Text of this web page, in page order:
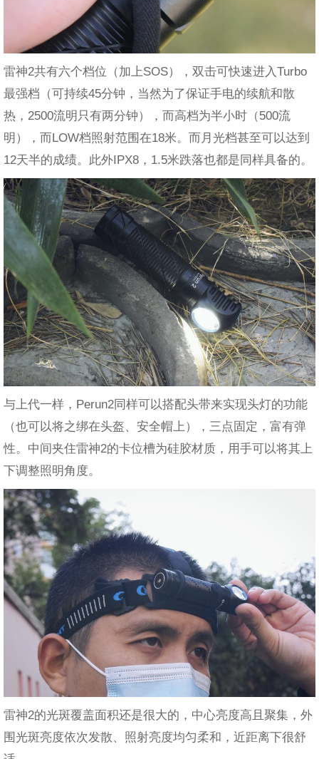
雷神2共有六个档位（加上SOS），双击可快速进入Turbo
最强档（可持续45分钟，当然为了保证手电的续航和散
热，2500流明只有两分钟），而高档为半小时（500流
明），而LOW档照射范围在18米。而月光档甚至可以达到
12天半的成绩。此外IPX8，1.5米跌落也都是同样具备的。
与上代一样，Perun2同样可以搭配头带来实现头灯的功能
（也可以将之绑在头盔、安全帽上），三点固定，富有弹
性。中间夹住雷神2的卡位槽为硅胶材质，用手可以将其上
下调整照明角度。
雷神2的光斑覆盖面积还是很大的，中心亮度高且聚集，外
围光斑亮度依次发散、照射亮度均匀柔和，近距离下很舒